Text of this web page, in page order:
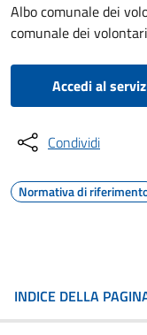
Albo comunale dei
comunale dei volontari
Accedi al
Condividi
Normativa di
INDICE DELLA